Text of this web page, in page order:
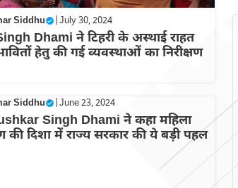
Siddhu | July 30, 2024
Dhami ने टिहरी के अस्थाई राहत
हेतु की गई व्यवस्थाओं का निरीक्षण
Siddhu | June 23, 2024
Singh Dhami ने कहा महिला
दिशा में राज्य सरकार की ये बड़ी पहल